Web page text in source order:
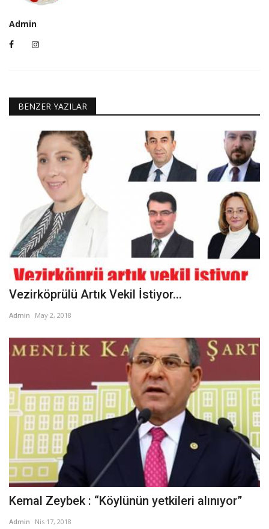
Admin
BENZER YAZILAR
Vezirköprülü Artık Vekil İstiyor...
Admin May 2, 2018
Kemal Zeybek : “Köylünün yetkileri alınıyor”
Admin Nis 17, 2018